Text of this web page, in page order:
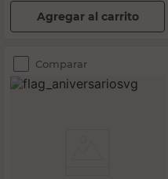
Agregar al carrito
Comparar